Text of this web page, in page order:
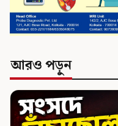
আরও পড়ুন